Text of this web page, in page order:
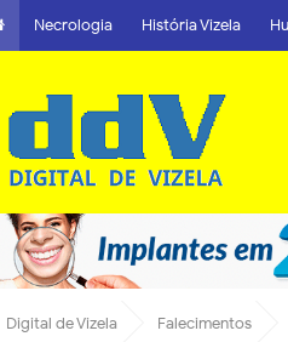
Necrologia História Vizela
Digital de Vizela Falecimentos